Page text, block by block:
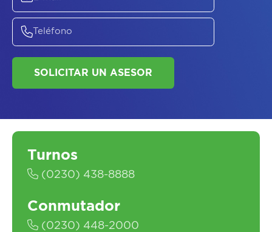
ASESORATE SOBREELPLAN DE
SALUD
SOLICITAR UN ASESOR
Turnos
(0230) 438-8888
Conmutador
(0230) 448-2000